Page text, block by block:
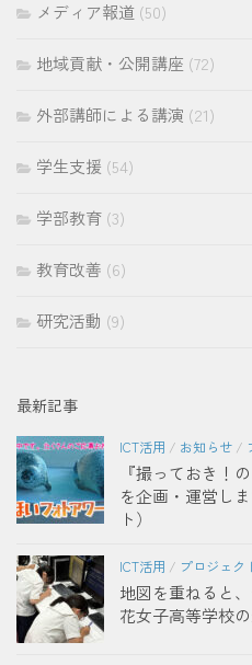
メディア報道 (50)
地域貢献・公開講座 (72)
外部講師による講演 (21)
学生支援 (54)
学部教育 (3)
教育改善 (6)
研究活動 (9)
最新記事
ICT活用 / お知らせ /
『撮っておき！
を企画・運営し
ト）
ICT活用 / プロジェク
地図を重ねると
花女子高等学校